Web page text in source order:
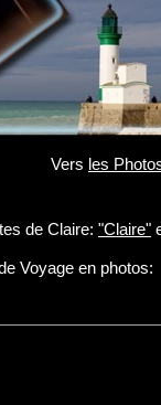
Vers les
de Claire: "Claire"
Voyage en photos: